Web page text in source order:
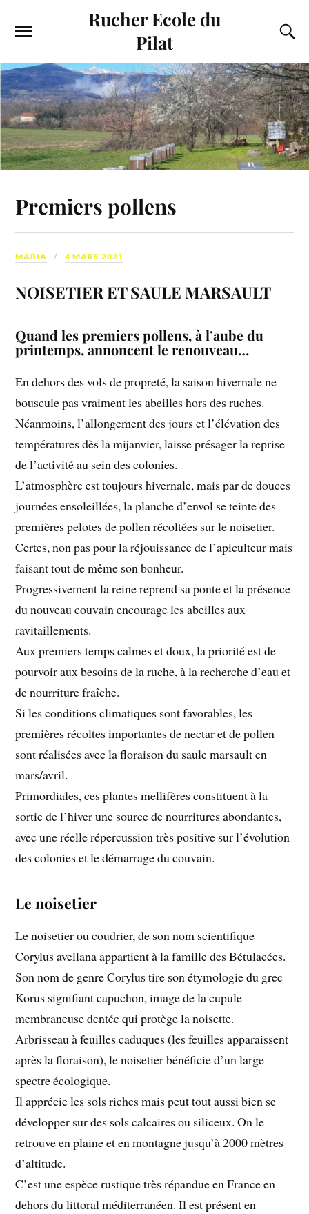
Rucher Ecole du
Pilat
Premiers pollens
MARIA 4 MARS 2021
NOISETIER ET SAULE MARSAULT
Quand les premiers pollens, à l’aube du
printemps, annoncent le renouveau…
En dehors des vols de propreté, la saison hivernale ne
bouscule pas vraiment les abeilles hors des ruches.
Néanmoins, l’allongement des jours et l’élévation des
températures dès la mijanvier, laisse présager la reprise
de l’activité au sein des colonies.
L’atmosphère est toujours hivernale, mais par de douces
journées ensoleillées, la planche d’envol se teinte des
premières pelotes de pollen récoltées sur le noisetier.
Certes, non pas pour la réjouissance de l’apiculteur mais
faisant tout de même son bonheur.
Progressivement la reine reprend sa ponte et la présence
du nouveau couvain encourage les abeilles aux
ravitaillements.
Aux premiers temps calmes et doux, la priorité est de
pourvoir aux besoins de la ruche, à la recherche d’eau et
de nourriture fraîche.
Si les conditions climatiques sont favorables, les
premières récoltes importantes de nectar et de pollen
sont réalisées avec la floraison du saule marsault en
mars/avril.
Primordiales, ces plantes mellifères constituent à la
sortie de l’hiver une source de nourritures abondantes,
avec une réelle répercussion très positive sur l’évolution
des colonies et le démarrage du couvain.
Le noisetier
Le noisetier ou coudrier, de son nom scientifique
Corylus avellana appartient à la famille des Bétulacées.
Son nom de genre Corylus tire son étymologie du grec
Korus signifiant capuchon, image de la cupule
membraneuse dentée qui protège la noisette.
Arbrisseau à feuilles caduques (les feuilles apparaissent
après la floraison), le noisetier bénéficie d’un large
spectre écologique.
Il apprécie les sols riches mais peut tout aussi bien se
développer sur des sols calcaires ou siliceux. On le
retrouve en plaine et en montagne jusqu’à 2000 mètres
d’altitude.
C’est une espèce rustique très répandue en France en
dehors du littoral méditerranéen. Il est présent en